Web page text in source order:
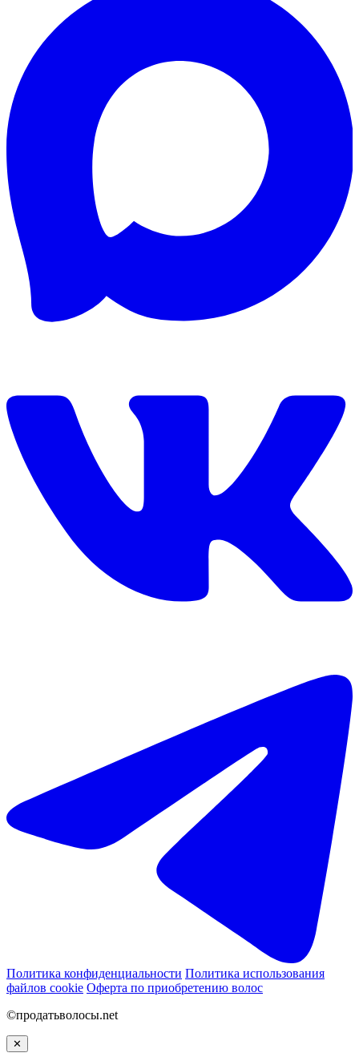
Политика конфиденциальности Политика использования
файлов cookie Оферта по приобретению волос
©продатьволосы.net
✕